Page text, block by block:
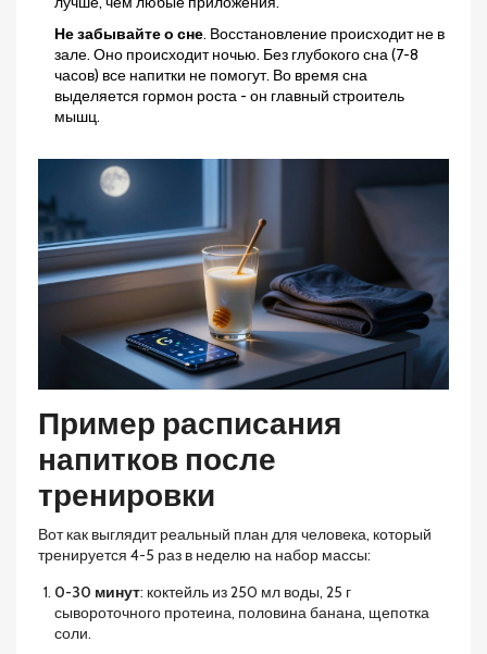
Не забывайте о сне. Восстановление происходит не в
зале. Оно происходит ночью. Без глубокого сна (7-8
часов) все напитки не помогут. Во время сна
выделяется гормон роста - он главный строитель
мышц.
Пример расписания
напитков после
тренировки
Вот как выглядит реальный план для человека, который
тренируется 4-5 раз в неделю на набор массы:
0-30 минут: коктейль из 250 мл воды, 25 г
сывороточного протеина, половина банана, щепотка
соли.